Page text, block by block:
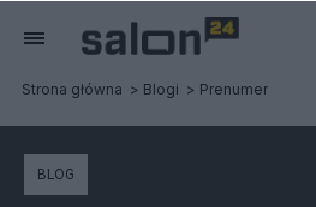
Strona główna Blogi Prenumer
BLOG